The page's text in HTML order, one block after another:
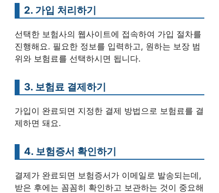
2. 가입 처리하기
선택한 보험사의 웹사이트에 접속하여 가입 절차를
진행해요. 필요한 정보를 입력하고, 원하는 보장 범
위와 보험료를 선택하시면 됩니다.
3. 보험료 결제하기
가입이 완료되면 지정한 결제 방법으로 보험료를 결
제하면 돼요.
4. 보험증서 확인하기
결제가 완료되면 보험증서가 이메일로 발송되는데,
받은 후에는 꼼꼼히 확인하고 보관하는 것이 중요해